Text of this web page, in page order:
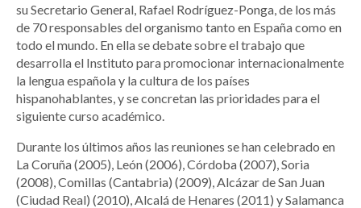
su Secretario General, Rafael Rodríguez-Ponga, de los más
de 70 responsables del organismo tanto en España como en
todo el mundo. En ella se debate sobre el trabajo que
desarrolla el Instituto para promocionar internacionalmente
la lengua española y la cultura de los países
hispanohablantes, y se concretan las prioridades para el
siguiente curso académico.
Durante los últimos años las reuniones se han celebrado en
La Coruña (2005), León (2006), Córdoba (2007), Soria
(2008), Comillas (Cantabria) (2009), Alcázar de San Juan
(Ciudad Real) (2010), Alcalá de Henares (2011) y Salamanca